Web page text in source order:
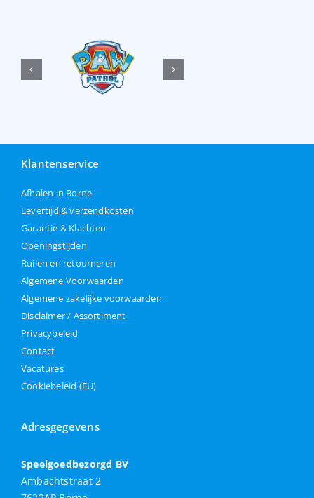
Klantenservice
Afhalen in Borne
Levertijd & verzendkosten
Garantie & Klachten
Openingstijden
Ruilen en retourneren
Algemene Voorwaarden
Algemene zakelijke voorwaarden
Disclaimer / Assortiment
Privacybeleid
Contact
Vacatures
Cookiebeleid (EU)
Adresgegevens
Speelgoedbezorgd BV
Ambachtstraat 2